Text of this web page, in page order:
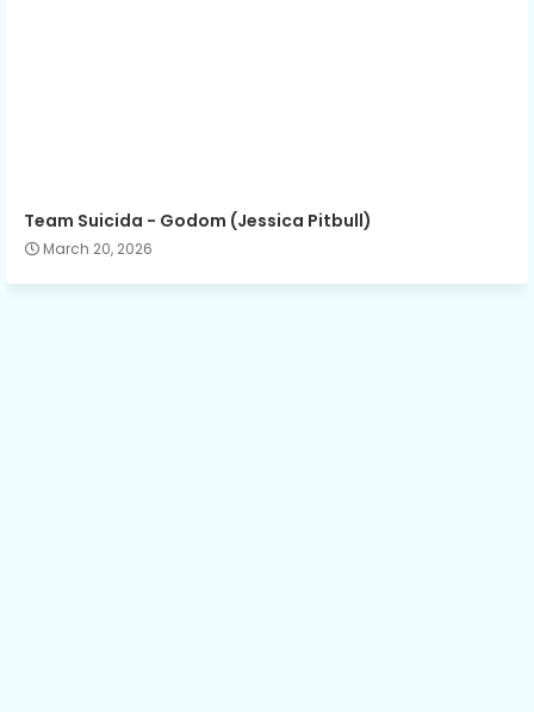
Team Suicida - Godom (Jessica Pitbull)
March 20, 2026